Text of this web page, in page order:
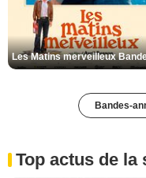
Bandes-
Top actus de la